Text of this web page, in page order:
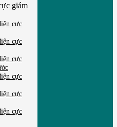
giám
cực
cực
cực
cực
cực
cực